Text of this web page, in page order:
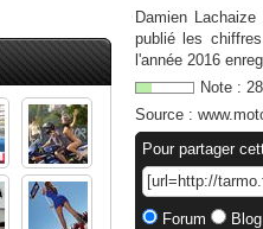
Damien
publié les
l'année 2016
Note : 28
Source :
Pour partager
Forum